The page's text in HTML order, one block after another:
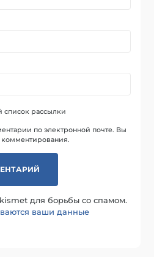
список рассылки
по электронной почте. Вы
комментирования.
для борьбы со спамом.
ваши данные